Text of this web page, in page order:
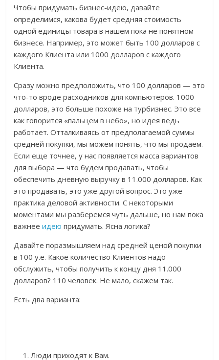
Чтобы придумать бизнес-идею, давайте
определимся, какова будет средняя стоимость
одной единицы товара в нашем пока не понятном
бизнесе. Например, это может быть 100 долларов с
каждого Клиента или 1000 долларов с каждого
Клиента.
Сразу можно предположить, что 100 долларов — это
что-то вроде расходников для компьютеров. 1000
долларов, это больше похоже на турбизнес. Это все
как говорится «пальцем в небо», но идея ведь
работает. Отталкиваясь от предполагаемой суммы
средней покупки, мы можем понять, что мы продаем.
Если еще точнее, у нас появляется масса вариантов
для выбора — что будем продавать, чтобы
обеспечить дневную выручку в 11.000 долларов. Как
это продавать, это уже другой вопрос. Это уже
практика деловой активности. С некоторыми
моментами мы разберемся чуть дальше, но нам пока
важнееидею придумать. Ясна логика?
Давайте поразмышляем над средней ценой покупки
в 100 у.е. Какое количество Клиентов надо
обслужить, чтобы получить к концу дня 11.000
долларов? 110 человек. Не мало, скажем так.
Есть два варианта:
Люди приходят к Вам.